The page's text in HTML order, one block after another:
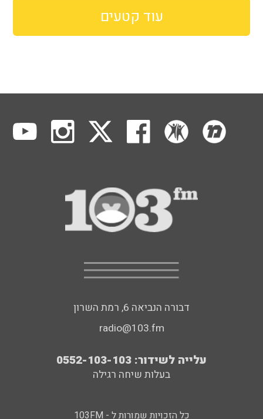
עוד קטעים
דבורה הנביאה 6, רמת השרון
radio@103.fm
עלייה לשידור: 0552-103-103
בעלות שיחה רגילה
כל הזכויות שמורות ל - 103FM